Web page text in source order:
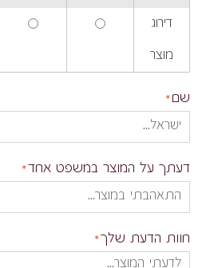
דירוג
מוצר
שם
דעתך על המוצר במשפט אחד
חוות הדעת שלך